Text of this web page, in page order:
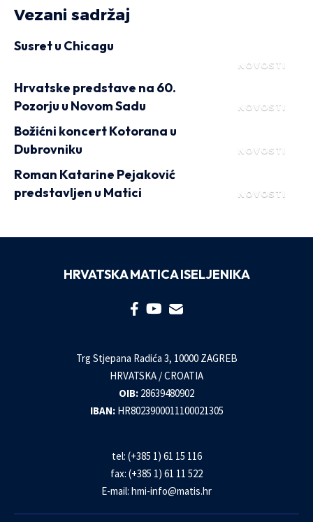
Vezani sadržaj
NOVOSTI
Susret u Chicagu
NOVOSTI
Hrvatske predstave na 60.
Pozorju u Novom Sadu
NOVOSTI
Božićni koncert Kotorana u
Dubrovniku
NOVOSTI
Roman Katarine Pejaković
predstavljen u Matici
HRVATSKA MATICA ISELJENIKA
Trg Stjepana Radića 3, 10000 ZAGREB
HRVATSKA / CROATIA
OIB: 28639480902
IBAN: HR8023900011100021305
tel: (+385 1) 61 15 116
fax: (+385 1) 61 11 522
E-mail: hmi-info@matis.hr